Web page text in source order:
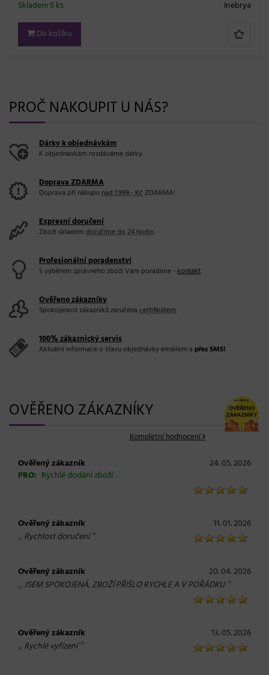
Inebrya
Skladem 5 ks
Do košíku
PROČ NAKOUPIT U NÁS?
Dárky k objednávkám
K objednávkám rozdáváme dárky.
Doprava ZDARMA
Doprava při nákupunad 1.999,- KčZDARMA!
Expresní doručení
Zboží skladem doručíme do 24 hodin.
Profesionální poradenství
S výběrem správného zboží Vám poradíme -kontakt.
Ověřeno zákazníky
Spokojenost zákazníků zaručena certifikátem.
100% zákaznický servis
Aktuální informace o stavu objednávky emailem a přes SMS!
OVĚŘENO ZÁKAZNÍKY
Kompletní hodnocení
Ověřený zákazník
24. 05. 2026
PRO: Rychlé dodání zboží
Ověřený zákazník 11. 01. 2026
„ Rychlost doručení“
Ověřený zákazník 20. 04. 2026
„ JSEM SPOKOJENÁ, ZBOŽÍ PŘIŠLO RYCHLE A V POŘÁDKU“
Ověřený zákazník 13. 05. 2026
„ Rychlé vyřízení“